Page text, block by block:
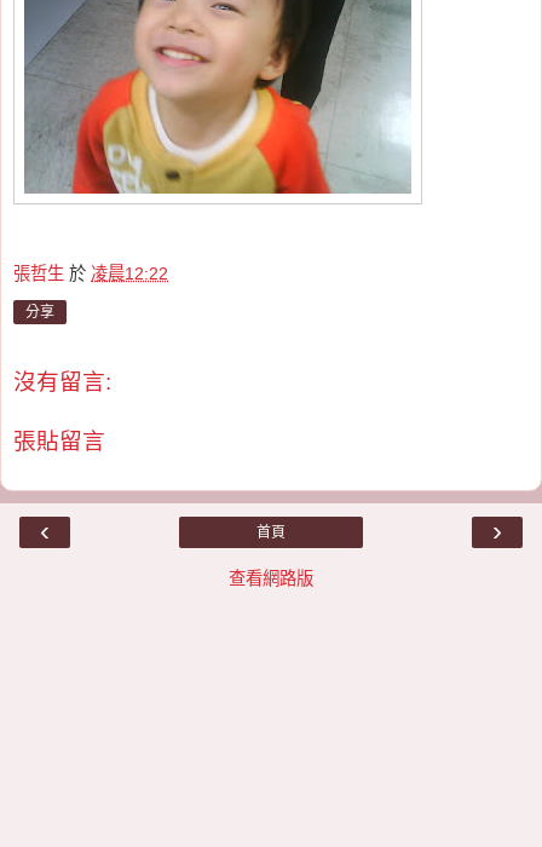
張哲生 於 凌晨12:22
分享
沒有留言:
張貼留言
‹ ›
首頁
查看網路版